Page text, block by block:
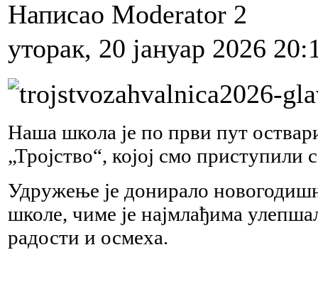
Написао Moderator 2
уторак, 20 јануар 2026
Наша школа је по први пут
„Тројство“, којој смо
Удружење је донирало
школе, чиме је најмлађима
радости и осмеха.